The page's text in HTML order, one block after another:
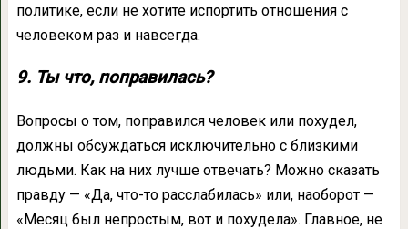
политике, если не хотите испортить отношения с
человеком раз и навсегда.
9. Ты что, поправилась?
Вопросы о том, поправился человек или похудел,
должны обсуждаться исключительно с близкими
людьми. Как на них лучше отвечать? Можно сказать
правду — «Да, что-то расслабилась» или, наоборот —
«Месяц был непростым, вот и похудела». Главное, не